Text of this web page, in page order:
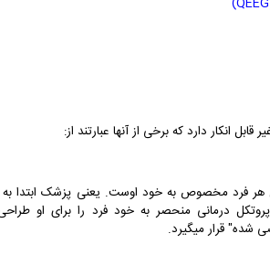
انکار دارد که برخی از آنها عبارتند از:
فرد مخصوص به خود اوست. یعنی پزشک ابتدا به
درمانی منحصر به خود فرد را برای او طراحی